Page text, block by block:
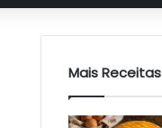
Mais Receitas